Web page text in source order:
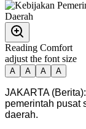
Reading Comfort
adjust the font size
A A A A
JAKARTA
pemerintah pusat
daerah.